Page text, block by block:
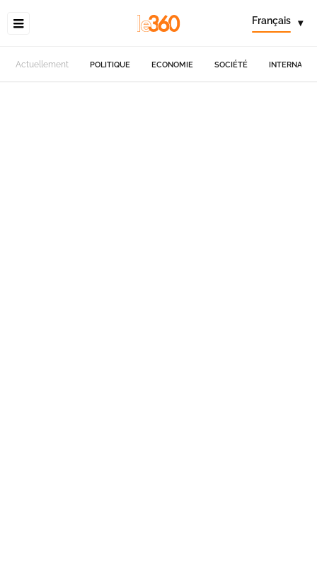
Français ▾
Actuellement POLITIQUE ECONOMIE SOCIÉTÉ